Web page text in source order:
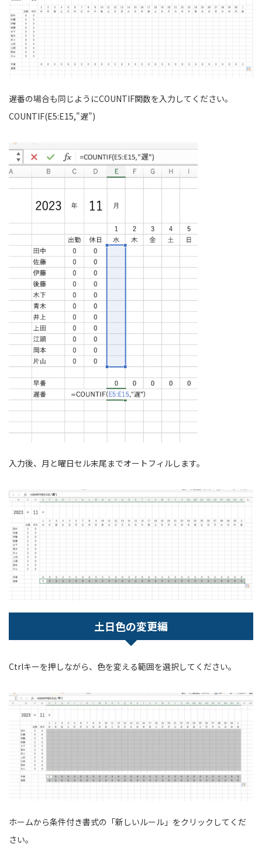
遅番の場合も同じようにCOUNTIF関数を入力してください。
COUNTIF(E5:E15,"遅")
入力後、月と曜日セル末尾までオートフィルします。
土日色の変更編
Ctrlキーを押しながら、色を変える範囲を選択してください。
ホームから条件付き書式の「新しいルール」をクリックしてくだ
さい。